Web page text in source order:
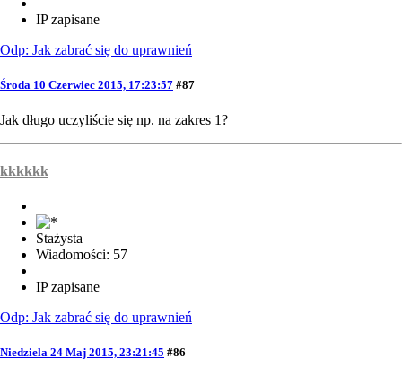
IP zapisane
Odp: Jak zabrać się do uprawnień
Środa 10 Czerwiec 2015, 17:23:57 #87
Jak długo uczyliście się np. na zakres 1?
kkkkkk
Stażysta
Wiadomości: 57
IP zapisane
Odp: Jak zabrać się do uprawnień
Niedziela 24 Maj 2015, 23:21:45 #86